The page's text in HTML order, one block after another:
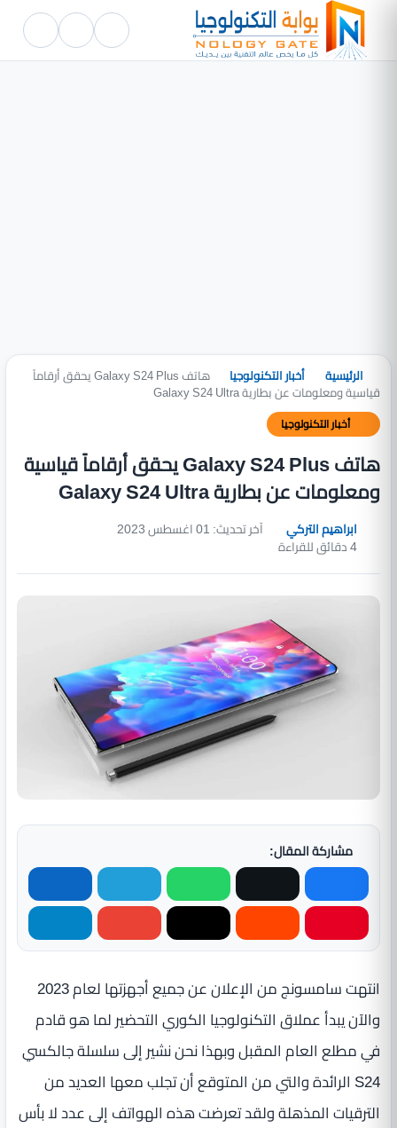
الرئيسية أخبار التكنولوجيا هاتف Galaxy S24 Plus يحقق أرقاماً
قياسية ومعلومات عن بطارية Galaxy S24 Ultra
أخبار التكنولوجيا
هاتف Galaxy S24 Plus يحقق أرقاماً قياسية
ومعلومات عن بطارية Galaxy S24 Ultra
ابراهيم التركي آخر تحديث: 01 اغسطس 2023
مشاركة المقال:
انتهت سامسونج من الإعلان عن جميع أجهزتها لعام 2023
والآن يبدأ عملاق التكنولوجيا الكوري التحضير لما هو قادم
في مطلع العام المقبل وبهذا نحن نشير إلى سلسلة جالكسي
S24 الرائدة والتي من المتوقع أن تجلب معها العديد من
الترقيات المذهلة ولقد تعرضت هذه الهواتف إلى عدد لا بأس